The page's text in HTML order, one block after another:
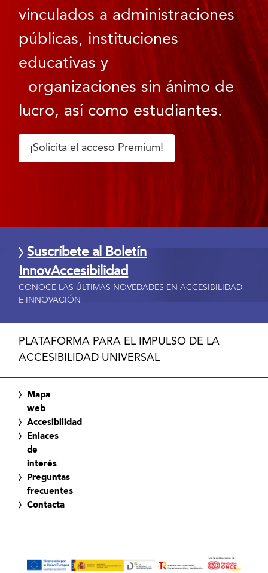
vinculados a administraciones
públicas, instituciones
educativas y
organizaciones sin ánimo de
lucro, así como estudiantes.
¡Solicita el acceso Premium!
Suscríbete al Boletín
InnovAccesibilidad
CONOCE LAS ÚLTIMAS NOVEDADES EN ACCESIBILIDAD
E INNOVACIÓN
PLATAFORMA PARA EL IMPULSO DE LA
ACCESIBILIDAD UNIVERSAL
Mapa
web
Accesibilidad
Enlaces
de
interés
Preguntas
frecuentes
Contacta